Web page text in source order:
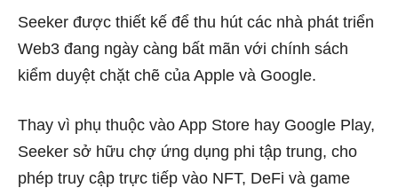
Seeker được thiết kế để thu hút các nhà phát triển
Web3 đang ngày càng bất mãn với chính sách
kiểm duyệt chặt chẽ của Apple và Google.
Thay vì phụ thuộc vào App Store hay Google Play,
Seeker sở hữu chợ ứng dụng phi tập trung, cho
phép truy cập trực tiếp vào NFT, DeFi và game